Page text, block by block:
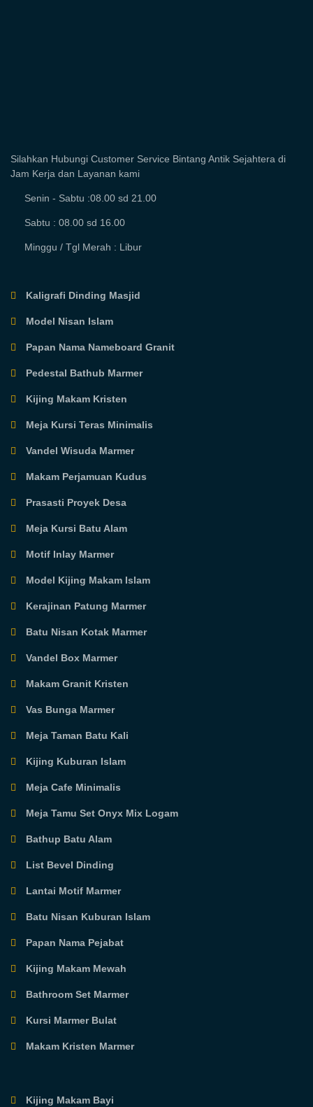
Silahkan Hubungi Customer Service Bintang Antik Sejahtera di
Jam Kerja dan Layanan kami
Senin - Sabtu :08.00 sd 21.00
Sabtu : 08.00 sd 16.00
Minggu / Tgl Merah : Libur
Kaligrafi Dinding Masjid
Model Nisan Islam
Papan Nama Nameboard Granit
Pedestal Bathub Marmer
Kijing Makam Kristen
Meja Kursi Teras Minimalis
Vandel Wisuda Marmer
Makam Perjamuan Kudus
Prasasti Proyek Desa
Meja Kursi Batu Alam
Motif Inlay Marmer
Model Kijing Makam Islam
Kerajinan Patung Marmer
Batu Nisan Kotak Marmer
Vandel Box Marmer
Makam Granit Kristen
Vas Bunga Marmer
Meja Taman Batu Kali
Kijing Kuburan Islam
Meja Cafe Minimalis
Meja Tamu Set Onyx Mix Logam
Bathup Batu Alam
List Bevel Dinding
Lantai Motif Marmer
Batu Nisan Kuburan Islam
Papan Nama Pejabat
Kijing Makam Mewah
Bathroom Set Marmer
Kursi Marmer Bulat
Makam Kristen Marmer
Kijing Makam Bayi